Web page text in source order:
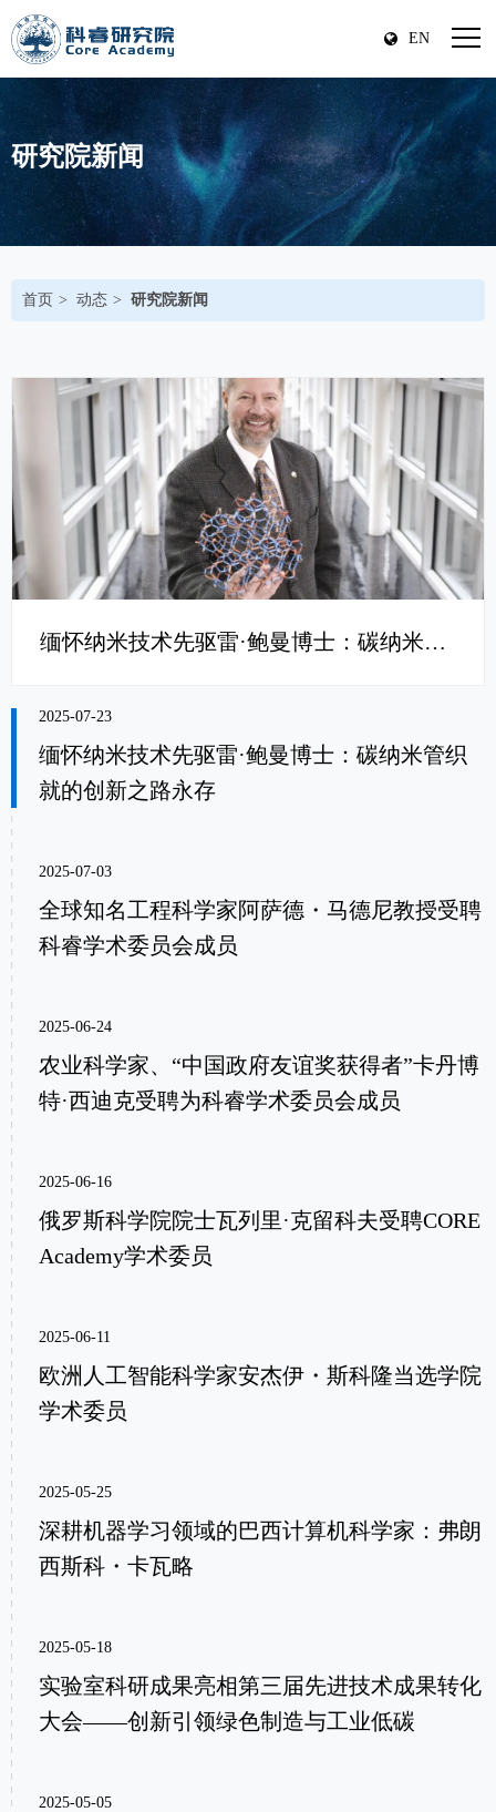
EN
研究院新闻
首页 动态 研究院新闻
缅怀纳米技术先驱雷·鲍曼博士：碳纳米管织就的创新之路永存
2025-07-23
缅怀纳米技术先驱雷·鲍曼博士：碳纳米管织
就的创新之路永存
2025-07-03
全球知名工程科学家阿萨德・马德尼教授受聘
科睿学术委员会成员
2025-06-24
农业科学家、“中国政府友谊奖获得者”卡丹博
特·西迪克受聘为科睿学术委员会成员
2025-06-16
俄罗斯科学院院士瓦列里·克留科夫受聘CORE
Academy学术委员
2025-06-11
欧洲人工智能科学家安杰伊・斯科隆当选学院
学术委员
2025-05-25
深耕机器学习领域的巴西计算机科学家：弗朗
西斯科・卡瓦略
2025-05-18
实验室科研成果亮相第三届先进技术成果转化
大会——创新引领绿色制造与工业低碳
2025-05-05